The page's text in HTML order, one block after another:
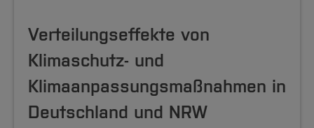
Verteilungseffekte von
Klimaschutz- und
Klimaanpassungsmaßnahmen in
Deutschland und NRW